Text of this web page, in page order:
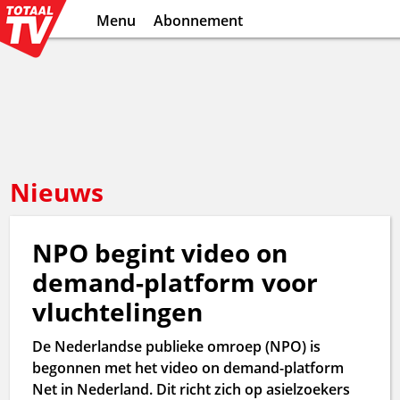
Menu Abonnement
Nieuws
NPO begint video on
demand-platform voor
vluchtelingen
De Nederlandse publieke omroep (NPO) is
begonnen met het video on demand-platform
Net in Nederland. Dit richt zich op asielzoekers